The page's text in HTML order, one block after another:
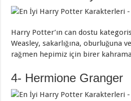
Harry Potter’ın can dostu
Weasley, sakarlığına, oburluğuna
rağmen hepimiz için birer
4- Hermione Granger